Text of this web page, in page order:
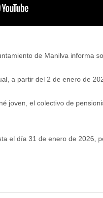
de Manilva informa
a partir del 2 de enero de
joven, el colectivo de
el día 31 de enero de 2026,